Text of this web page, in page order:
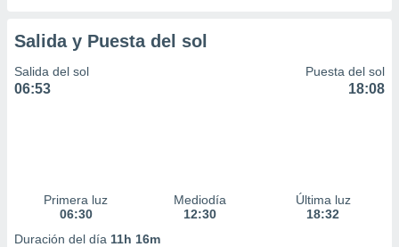
Salida y Puesta del sol
Salida del sol
06:53
Puesta del sol
18:08
Primera luz
06:30
Mediodía
12:30
Última luz
18:32
Duración del día 11h 16m